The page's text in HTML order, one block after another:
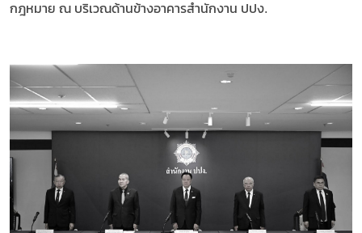
กฎหมาย ณ บริเวณด้านข้างอาคารสำนักงาน ปปง.